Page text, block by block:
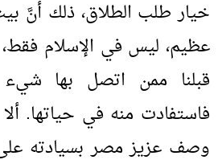
خيار طلب الطلاق، ذلك أنَّ
عظيم، ليس في الإسلام
قبلنا ممن اتصل بها شيء
فاستفادت منه في حياتها.
وصف عزيز مصر بسيادته